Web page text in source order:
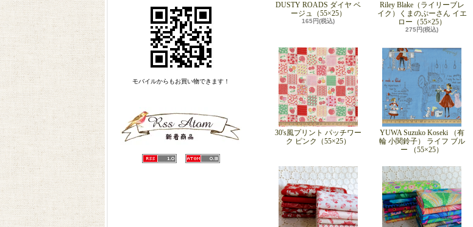
モバイルからもお買い物できます！
DUSTY ROADS ダイヤ ベ
ージュ（55×25）
165円(税込)
Riley Blake（ライリーブレ
イク）くまのぷーさん イエ
ロー（55×25）
275円(税込)
30's風プリント パッチワー
ク ピンク（55×25）
YUWA Suzuko Koseki （有
輪 小関鈴子） ライフ ブル
ー （55×25）